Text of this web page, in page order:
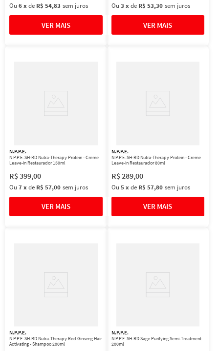
Ou 6xde R$ 54,83 sem juros Ou 3 xde R$ 53,30 sem juros
N.P.P.E.
N.P.P.E. SH-RD Nutra-Therapy Protein - Creme
Leave-in Restaurador 150ml
R$399,00
Ou 7xde R$ 57,00 sem juros
N.P.P.E.
N.P.P.E. SH-RD Nutra-Therapy Protein - Creme
Leave-in Restaurador 80ml
R$289,00
Ou 5 xde R$ 57,80 sem juros
N.P.P.E.
N.P.P.E. SH-RD Nutra-Therapy Red Ginseng Hair
Activating - Shampoo 200ml
N.P.P.E.
N.P.P.E. SH-RD Sage Purifying Semi-Treatment
200ml